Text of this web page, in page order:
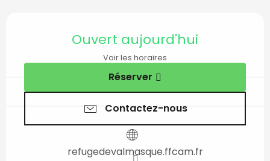
Ouverture et
Ouvert aujourd'hui
Voir les horaires
Réserver
Contactez-nous
refugedevalmasque.ffcam.fr